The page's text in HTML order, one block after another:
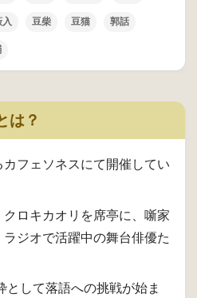
豆柴 豆猫 郭話
は？
フェソネスにて開催してい
ロキカオリを席亭に、噺家
ジオで活躍中の舞台俳優た
として落語への挑戦が始ま